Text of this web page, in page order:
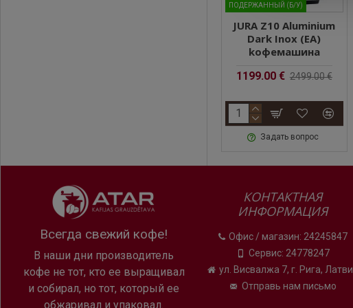
ПОДЕРЖАННЫЙ (Б/У)
JURA Z10 Aluminium
Dark Inox (EA)
kофемашина
1199.00 € 2499.00 €
Задать вопрос
Еще больше напитков
Новая кофемашина E6 в
эспрессо маккиато.
Всегда свежий кофе!
В наши дни производитель
кофе не тот, кто ее выращивал
и собирал, но тот, который ее
обжаривал и упаковал.
КОНТАКТНАЯ
ИНФОРМАЦИЯ
Офис / магазин: 24245847
Сервис: 24778247
ул. Висвалжа 7, г. Рига,
Отправь нам письмо